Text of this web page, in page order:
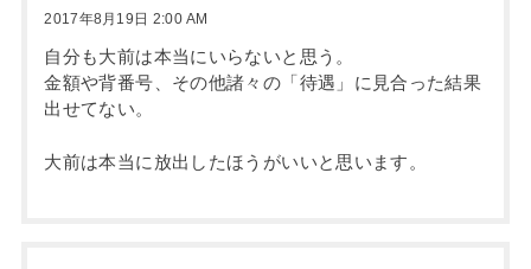
2017年8月19日 2:00 AM
自分も大前は本当にいらないと思う。
金額や背番号、その他諸々の「待遇」に見合った結果
出せてない。
大前は本当に放出したほうがいいと思います。